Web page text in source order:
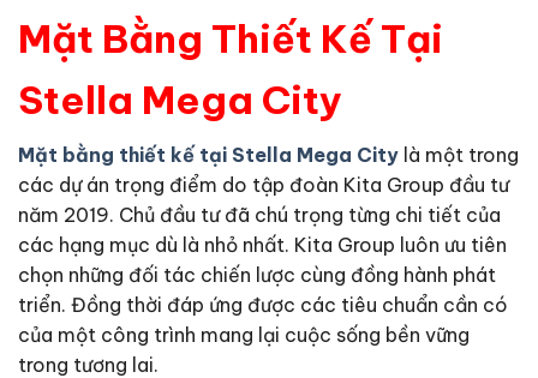
Mặt Bằng Thiết Kế Tại
Stella Mega City
Mặt bằng thiết kế tại Stella Mega City là một trong
các dự án trọng điểm do tập đoàn Kita Group đầu tư
năm 2019. Chủ đầu tư đã chú trọng từng chi tiết của
các hạng mục dù là nhỏ nhất. Kita Group luôn ưu tiên
chọn những đối tác chiến lược cùng đồng hành phát
triển. Đồng thời đáp ứng được các tiêu chuẩn cần có
của một công trình mang lại cuộc sống bền vững
trong tương lai.